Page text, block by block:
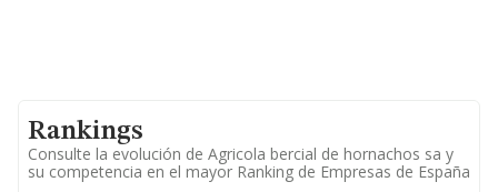
Rankings
Consulte la evolución de Agricola bercial de hornachos sa y
su competencia en el mayor Ranking de Empresas de España